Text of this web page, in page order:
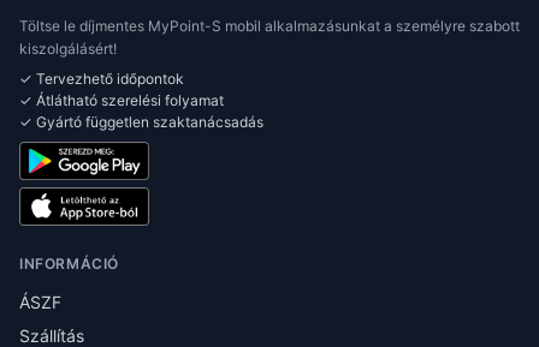
Töltse le díjmentes MyPoint-S mobil alkalmazásunkat a személyre szabott
kiszolgálásért!
✓ Tervezhető időpontok
✓ Átlátható szerelési folyamat
✓ Gyártó független szaktanácsadás
INFORMÁCIÓ
ÁSZF
Szállítás